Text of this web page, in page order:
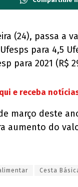
(24), passa
para 4,5
para 2021 (R$
e receba
março deste
do
Cesta